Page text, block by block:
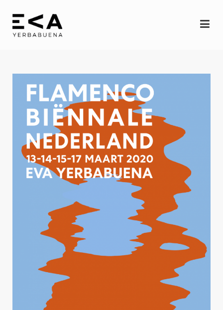
Eva
Espectáculos
YERBAGÜENA
(oscuro brillante)
RE-FRACCIÓN
(Desde mis ojos)
AL IGUAL QUE TÚ